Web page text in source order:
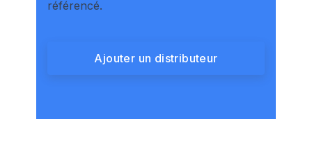
référencé.
Ajouter un distributeur